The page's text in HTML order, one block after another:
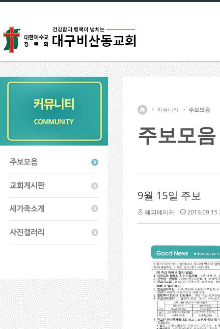
커뮤니티 주보모음
주보모음
9월 15일 주보
해피메이커 2019.09.15